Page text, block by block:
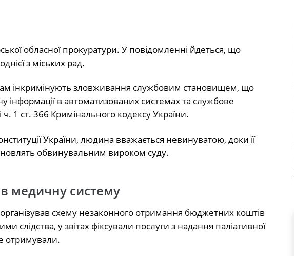
обласної прокуратури. У повідомленні йдеться, що
з міських рад.
інкримінують зловживання службовим становищем, що
інформації в автоматизованих системах та службове
1 ст. 366 Кримінального кодексу України.
України, людина вважається невинуватою, доки її
обвинувальним вироком суду.
медичну систему
схему незаконного отримання бюджетних коштів
слідства, у звітах фіксували послуги з надання паліативної
отримували.